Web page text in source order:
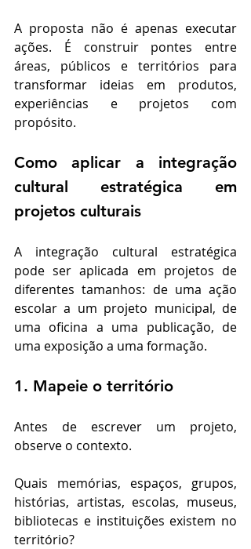
A proposta não é apenas executar
ações. É construir pontes entre
áreas, públicos e territórios para
transformar ideias em produtos,
experiências e projetos com
propósito.
Como aplicar a integração
cultural estratégica em
projetos culturais
A integração cultural estratégica
pode ser aplicada em projetos de
diferentes tamanhos: de uma ação
escolar a um projeto municipal, de
uma oficina a uma publicação, de
uma exposição a uma formação.
1. Mapeie o território
Antes de escrever um projeto,
observe o contexto.
Quais memórias, espaços, grupos,
histórias, artistas, escolas, museus,
bibliotecas e instituições existem no
território?